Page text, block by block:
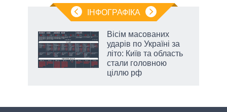
ІНФОГРАФІКА
Вісім масованих
ударів по Україні за
літо: Київ та область
стали головною
ціллю рф